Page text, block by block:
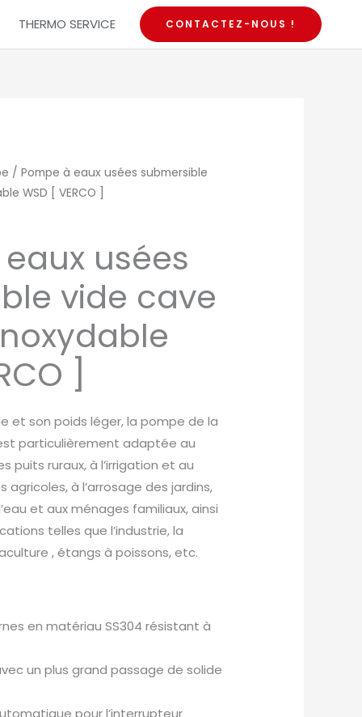
THERMO SERVICE CONTACTEZ-NOUS !
/ Pompe à eaux usées submersible
WSD [ VERCO ]
usées
vide cave
]
et son poids léger, la pompe de la
particulièrement adaptée au
puits ruraux, à l’irrigation et au
agricoles, à l’arrosage des jardins,
et aux ménages familiaux, ainsi
telles que l’industrie, la
, étangs à poissons, etc.
en matériau SS304 résistant à
un plus grand passage de solide